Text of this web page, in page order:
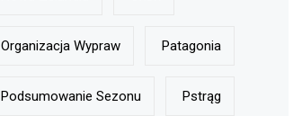
Organizacja Wypraw Patagonia
Podsumowanie Sezonu Pstrąg